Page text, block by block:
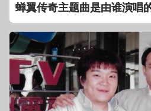
蝉翼传奇主题曲是由谁演唱